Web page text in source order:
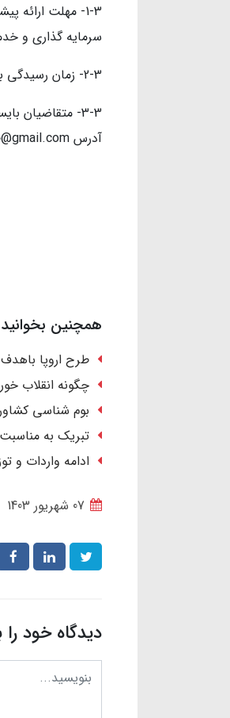
سرمایه گذاری و
2-3- زمان رسیدگی به پیشنهادات : ساعت 12 روز یک‌شنبه مورخ 11/06/1403
آدرس info.jis1400@gmail.com ارسال نمایند.
همچنین
طرح اروپا باهدف
چگونه انقلاب
بوم شناسی
تبریک به
ادامه واردات و
دیدگاه خود